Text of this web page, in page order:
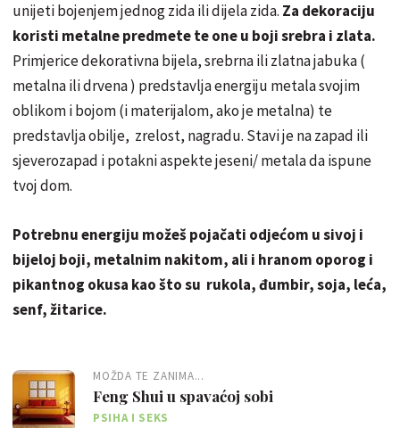
unijeti bojenjem jednog zida ili dijela zida. Za dekoraciju
koristi metalne predmete te one u boji srebra i zlata.
Primjerice dekorativna bijela, srebrna ili zlatna jabuka (
metalna ili drvena ) predstavlja energiju metala svojim
oblikom i bojom (i materijalom, ako je metalna) te
predstavlja obilje, zrelost, nagradu. Stavi je na zapad ili
sjeverozapad i potakni aspekte jeseni/ metala da ispune
tvoj dom.
Potrebnu energiju možeš pojačati odjećom u sivoj i
bijeloj boji, metalnim nakitom, ali i hranom oporog i
pikantnog okusa kao što su rukola, đumbir, soja, leća,
senf, žitarice.
MOŽDA TE ZANIMA...
Feng Shui u spavaćoj sobi
PSIHA I SEKS